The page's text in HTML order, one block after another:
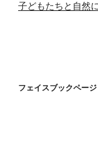
子どもたちと自然
フェイスブックページ